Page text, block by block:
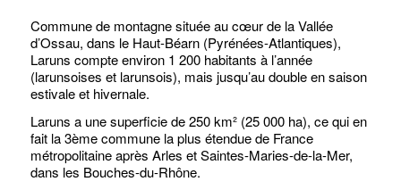
Commune de montagne située au cœur de la Vallée
d’Ossau, dans le Haut-Béarn (Pyrénées-Atlantiques),
Laruns compte environ 1 200 habitants à l’année
(larunsoises et larunsois), mais jusqu’au double en saison
estivale et hivernale.
Laruns a une superficie de 250 km² (25 000 ha), ce qui en
fait la 3ème commune la plus étendue de France
métropolitaine après Arles et Saintes-Maries-de-la-Mer,
dans les Bouches-du-Rhône.